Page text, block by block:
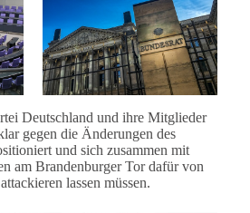
Deutschland und ihre Mitglieder
gegen die Änderungen des
und sich zusammen mit
am Brandenburger Tor dafür von
lassen müssen.